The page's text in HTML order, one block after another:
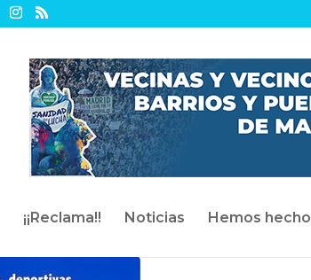
¡¡Reclama!! Noticias Hemos hecho